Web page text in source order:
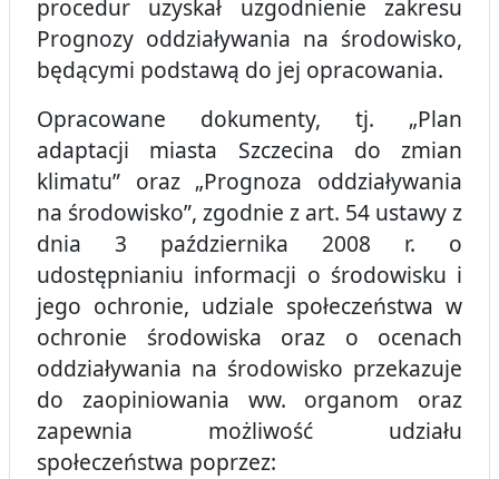
procedur uzyskał uzgodnienie zakresu
Prognozy oddziaływania na środowisko,
będącymi podstawą do jej opracowania.
Opracowane dokumenty, tj. „Plan
adaptacji miasta Szczecina do zmian
klimatu” oraz „Prognoza oddziaływania
na środowisko”, zgodnie z art. 54 ustawy z
dnia 3 października 2008 r. o
udostępnianiu informacji o środowisku i
jego ochronie, udziale społeczeństwa w
ochronie środowiska oraz o ocenach
oddziaływania na środowisko przekazuje
do zaopiniowania ww. organom oraz
zapewnia możliwość udziału
społeczeństwa poprzez: